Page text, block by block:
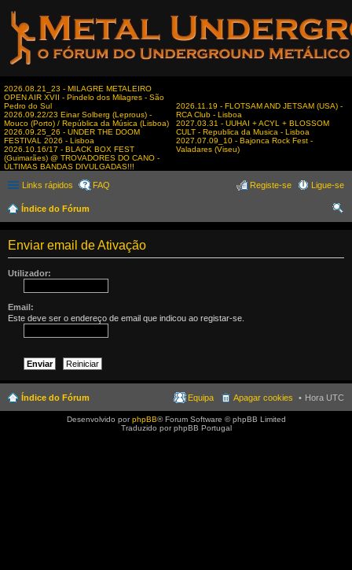
2026.08.21_23 - MILAGRE METALEIRO
OPEN AIR XVII - Pindelo dos Milagres - São
Pedro do Sul
2026.09.22/23 Einar Solberg (Leprous) -
Mouco (Porto) / República da Música (Lisboa)
2026.09.25_26 - UNDER THE DOOM
FESTIVAL 2026 - Lisboa
2026.10.16/17 - BLACK BOX FEST
(Guimarães) @ TROVADORES DO CANO -
ÚLTIMAS BANDAS DIVULGADAS!!!
2026.11.19 - FLOTSAM AND JETSAM (USA) -
RCA Club - Lisboa
2027.03.31 - UUHAI + ACYL + BLOSSOM
CULT - Republica da Musica - Lisboa
2027.07.09_10 - Bajonca Rock Fest -
Valadares (Viseu)
Links rápidos FAQ Ligue-se
Registe-se
Índice do Fórum
Enviar email de Ativação
Utilizador:
Email:
Este deve ser o endereço de email que indicou ao registar-se.
Índice do Fórum Hora UTC
Apagar cookies
Equipa
Desenvolvido porphpBB® Forum Software © phpBB Limited
Traduzido por phpBB Portugal